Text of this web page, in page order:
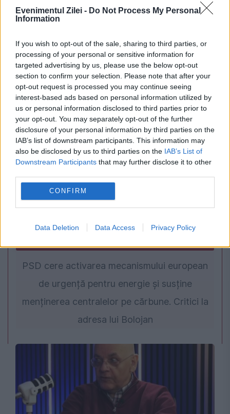
Evenimentul Zilei - Do Not Process My Personal
Information
If you wish to opt-out of the sale, sharing to third parties, or
processing of your personal or sensitive information for
targeted advertising by us, please use the below opt-out
section to confirm your selection. Please note that after your
opt-out request is processed you may continue seeing
interest-based ads based on personal information utilized by
us or personal information disclosed to third parties prior to
your opt-out. You may separately opt-out of the further
disclosure of your personal information by third parties on the
IAB’s list of downstream participants. This information may
also be disclosed by us to third parties on the IAB’s List of
Downstream Participants that may further disclose it to other
CONFIRM
Data Deletion Data Access Privacy Policy
POLITICA
Raed Arafat îl acuză pe Alexandru Rafila că
„alimentează dezbinarea” din sistemul integrat
de urgență
PSD cere activarea mecanismului european
de urgență pentru energie și susține
menținerea centralelor pe cărbune. Critici la
adresa lui Bolojan